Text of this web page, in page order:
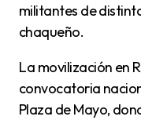
militantes de
chaqueño.
La movilización en Resistencia se sumó así a la
convocatoria
Plaza de Mayo,